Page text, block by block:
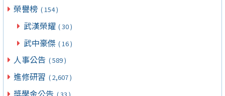
榮譽榜 ( 154 )
武漢榮耀 ( 30 )
武中豪傑 ( 16 )
人事公告 ( 589 )
進修研習 ( 2,607 )
獎學金公告